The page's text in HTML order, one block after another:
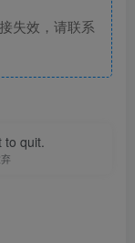
失效，请联系
to quit.